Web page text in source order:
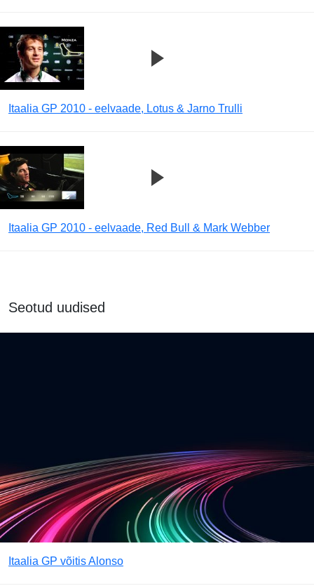
Itaalia GP 2010 - eelvaade, Lotus & Jarno Trulli
Itaalia GP 2010 - eelvaade, Red Bull & Mark Webber
Seotud uudised
Itaalia GP võitis Alonso